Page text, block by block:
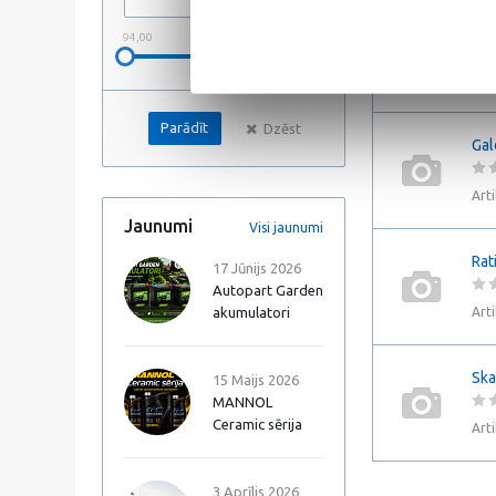
94,00
Dzēst
Jaunumi Visi jaunumi
17 Jūnijs 2026
Autopart Garden
akumulatori
15 Maijs 2026
MANNOL
Ceramic sērija
3 Aprīlis 2026